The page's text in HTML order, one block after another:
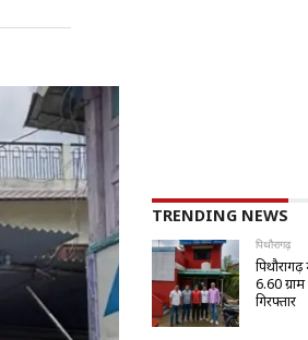
TRENDING NEWS
पिथौरागढ़
6.60
गिरफ्तार